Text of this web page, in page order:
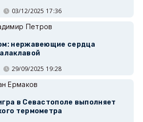
03/12/2025 17:36
Петров
нержавеющие сердца
29/09/2025 19:28
Ермаков
в Севастополе выполняет
термометра